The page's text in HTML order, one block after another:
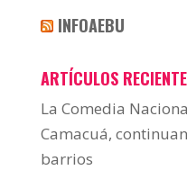
INFOAEBU
ARTÍCULOS
La Comedia
Camacuá,
barrios